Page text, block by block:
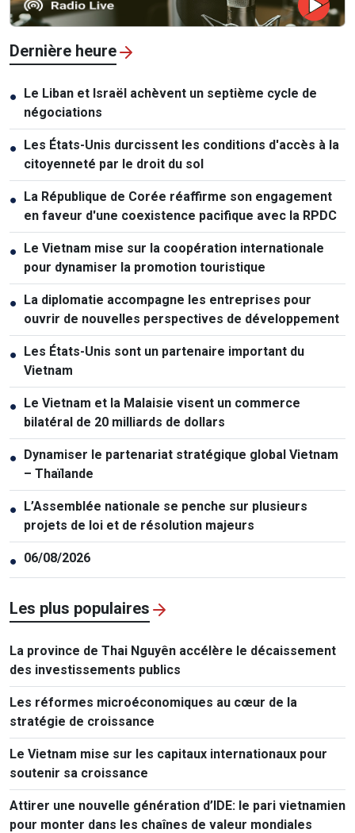
Dernière heure
● Le Liban et Israël achèvent un septième cycle de
négociations
● Les États-Unis durcissent les conditions d'accès à la
citoyenneté par le droit du sol
● La République de Corée réaffirme son engagement
en faveur d'une coexistence pacifique avec la RPDC
● Le Vietnam mise sur la coopération internationale
pour dynamiser la promotion touristique
● La diplomatie accompagne les entreprises pour
ouvrir de nouvelles perspectives de développement
● Les États-Unis sont un partenaire important du
Vietnam
● Le Vietnam et la Malaisie visent un commerce
bilatéral de 20 milliards de dollars
● Dynamiser le partenariat stratégique global Vietnam
– Thaïlande
● L’Assemblée nationale se penche sur plusieurs
projets de loi et de résolution majeurs
● 06/08/2026
Les plus populaires
La province de Thai Nguyên accélère le décaissement
des investissements publics
Les réformes microéconomiques au cœur de la
stratégie de croissance
Le Vietnam mise sur les capitaux internationaux pour
soutenir sa croissance
Attirer une nouvelle génération d’IDE: le pari vietnamien
pour monter dans les chaînes de valeur mondiales